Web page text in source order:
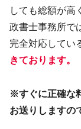
しても総額が高
政書士事務所で
完全対応してい
きております。
※すぐに正確な
お送りしますの